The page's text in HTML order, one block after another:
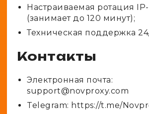
Настраиваемая ротация
(занимает до 120 минут);
Техническая поддержка
Контакты
Электронная почта:
support@novproxy.com
Telegram: https://t.me/